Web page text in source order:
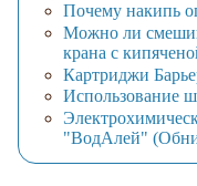
Почему накипь
Можно ли
крана с
Картриджи
Использование
"ВодАлей"